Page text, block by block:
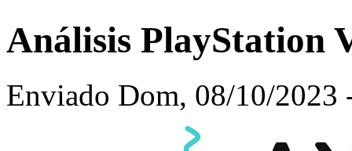
Análisis PlayStation
Enviado Dom, 08/10/2023